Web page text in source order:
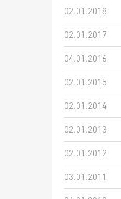
02.01.2018
02.01.2017
04.01.2016
02.01.2015
02.01.2014
02.01.2013
02.01.2012
03.01.2011